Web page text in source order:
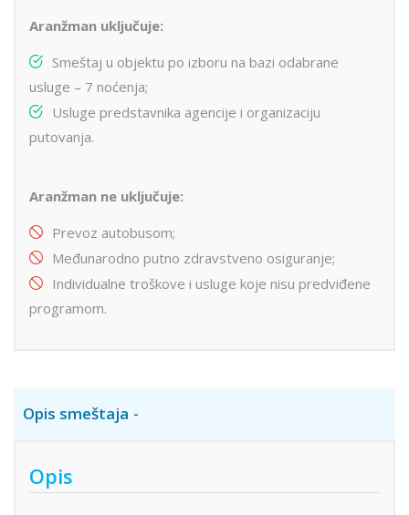
Aranžman uključuje:
Smeštaj u objektu po izboru na bazi odabrane
usluge – 7 noćenja;
Usluge predstavnika agencije i organizaciju
putovanja.
Aranžman ne uključuje:
Prevoz autobusom;
Međunarodno putno zdravstveno osiguranje;
Individualne troškove i usluge koje nisu predviđene
programom.
Opis smeštaja
Opis